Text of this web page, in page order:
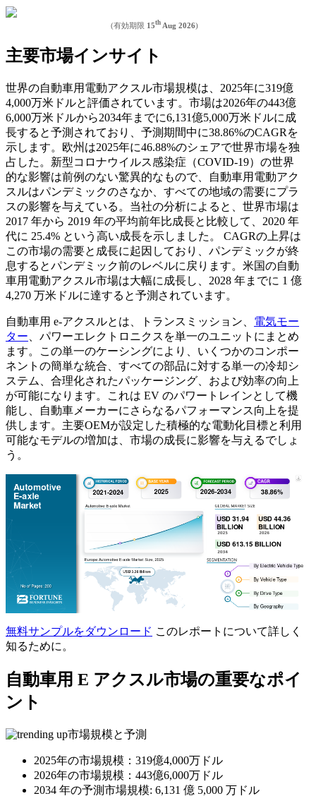
(有効期限 15th Aug 2026)
主要市場インサイト
世界の自動車用電動アクスル市場規模は、2025年に319億
4,000万米ドルと評価されています。市場は2026年の443億
6,000万米ドルから2034年までに6,131億5,000万米ドルに成
長すると予測されており、予測期間中に38.86%のCAGRを
示します。欧州は2025年に46.88%のシェアで世界市場を独
占した。新型コロナウイルス感染症（COVID-19）の世界
的な影響は前例のない驚異的なもので、自動車用電動アク
スルはパンデミックのさなか、すべての地域の需要にプラ
スの影響を与えている。当社の分析によると、世界市場は
2017 年から 2019 年の平均前年比成長と比較して、2020 年
代に 25.4% という高い成長を示しました。 CAGRの上昇は
この市場の需要と成長に起因しており、パンデミックが終
息するとパンデミック前のレベルに戻ります。米国の自動
車用電動アクスル市場は大幅に成長し、2028 年までに 1 億
4,270 万米ドルに達すると予測されています。
自動車用 e-アクスルとは、トランスミッション、 電気モー
ター 、パワーエレクトロニクスを単一のユニットにまとめ
ます。この単一のケーシングにより、いくつかのコンポー
ネントの簡単な統合、すべての部品に対する単一の冷却シ
ステム、合理化されたパッケージング、および効率の向上
が可能になります。これは EV のパワートレインとして機
能し、自動車メーカーにさらなるパフォーマンス向上を提
供します。主要OEMが設定した積極的な電動化目標と利用
可能なモデルの増加は、市場の成長に影響を与えるでしょ
う。
無料サンプルをダウンロード このレポートについて詳しく
知るために。
自動車用 E アクスル市場の重要なポイ
ント
市場規模と予測
2025年の市場規模：319億4,000万ドル
2026年の市場規模：443億6,000万ドル
2034 年の予測市場規模: 6,131 億 5,000 万ドル